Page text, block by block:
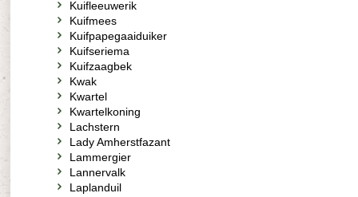
Kuifleeuwerik
Kuifmees
Kuifpapegaaiduiker
Kuifseriema
Kuifzaagbek
Kwak
Kwartel
Kwartelkoning
Lachstern
Lady Amherstfazant
Lammergier
Lannervalk
Laplanduil